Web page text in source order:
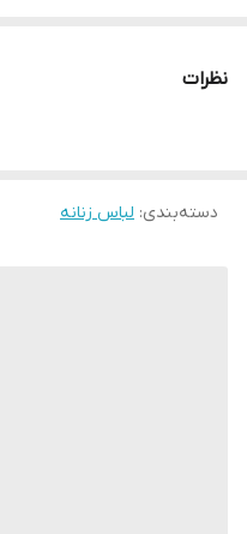
نظرات
دسته‌بندی: لباس زنانه